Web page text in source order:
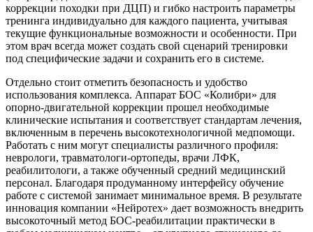
коррекции походки при ДЦП) и гибко настроить параметры
тренинга индивидуально для каждого пациента, учитывая
текущие функциональные возможности и особенности. При
этом врач всегда может создать свой сценарий тренировки
под специфические задачи и сохранить его в системе.
Отдельно стоит отметить безопасность и удобство
использования комплекса. Аппарат БОС «Колибри» для
опорно-двигательной коррекции прошел необходимые
клинические испытания и соответствует стандартам лечения,
включенным в перечень высокотехнологичной медпомощи.
Работать с ним могут специалисты различного профиля:
неврологи, травматологи-ортопеды, врачи ЛФК,
реабилитологи, а также обученный средний медицинский
персонал. Благодаря продуманному интерфейсу обучение
работе с системой занимает минимальное время. В результате
инновация компании «Нейротех» дает возможность внедрить
высокоточный метод БОС-реабилитации практически в